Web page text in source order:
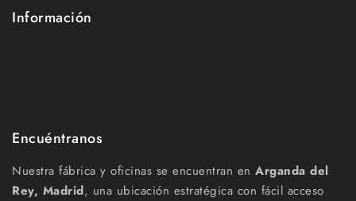
Información
Encuéntranos
Nuestra fábrica y oficinas se encuentran en Arganda del
Rey, Madrid, una ubicación estratégica con fácil acceso